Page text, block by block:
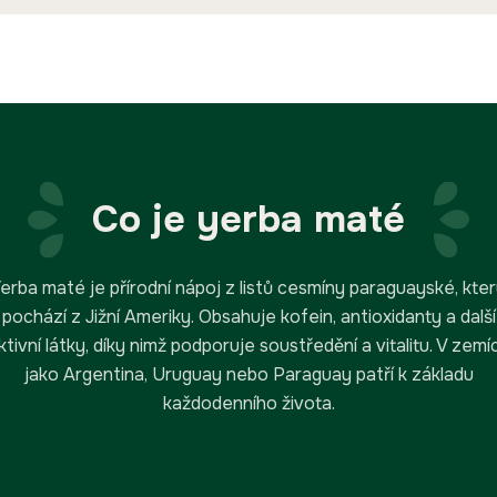
Co je yerba maté
maté je přírodní nápoj z listů cesmíny paraguayské,
pochází z Jižní Ameriky. Obsahuje kofein, antioxidanty a další
látky, díky nimž podporuje soustředění a vitalitu. V
jako Argentina, Uruguay nebo Paraguay patří k základu
každodenního života.